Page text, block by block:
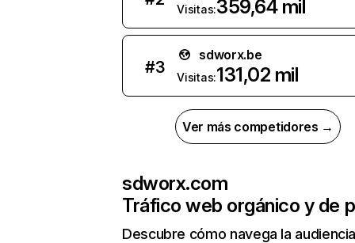
Visitas:359,64 mil
#3
sdworx.be
Visitas:131,02 mil
Ver más competidores →
sdworx.com
Tráfico web orgánico y de
Descubre cómo navega la